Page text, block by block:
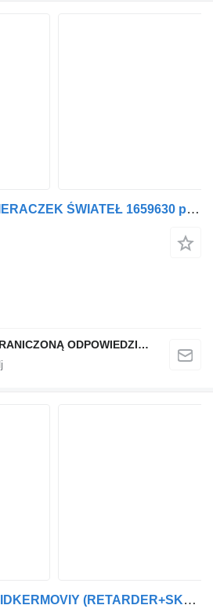
PRZEŁĄCZNIK WYCIERACZEK ŚWIATEŁ 1659630 prekidač pod volanom za DAF XF CF tegljača
QINDITO SPÓŁKA Z OGRANICZONĄ ODPOWIEDZIALNOŚCIĄ
DAF PEREMIKACh PIDKERMOVIY (RETARDER+SKLOOChISNIK+POVOROTI) DAF CF65/C 1 892 963 prekidač pod volanom za DAF 75CF, 95XF, XF105, 65CF, 85CF tegljača